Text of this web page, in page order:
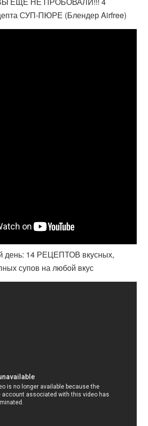
СУП-ПЮРЕ (Блендер Airfree)
14 РЕЦЕПТОВ вкусных,
супов на любой вкус